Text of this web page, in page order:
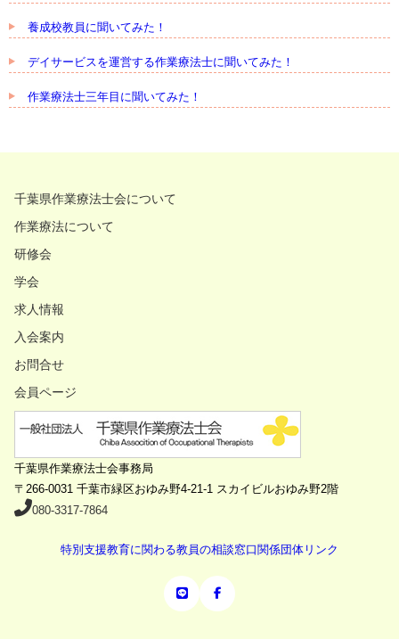
養成校教員に聞いてみた！
デイサービスを運営する作業療法士に聞いてみた！
作業療法士三年目に聞いてみた！
千葉県作業療法士会について
作業療法について
研修会
学会
求人情報
入会案内
お問合せ
会員ページ
千葉県作業療法士会事務局
〒266-0031 千葉市緑区おゆみ野4-21-1 スカイビルおゆみ野2階
080-3317-7864
特別支援教育に関わる教員の相談窓口関係団体リンク